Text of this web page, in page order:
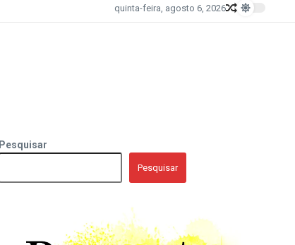
quinta-feira, agosto 6, 2026
Pesquisar
Pesquisar